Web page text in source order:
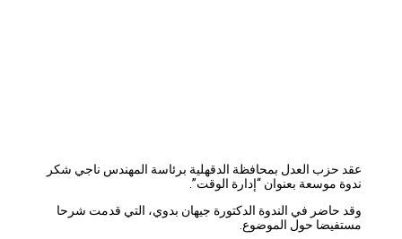
عقد حزب العدل بمحافظة الدقهلية برئاسة المهندس ناجي شكر
ندوة موسعة بعنوان “إدارة الوقت”.
وقد حاضر في الندوة الدكتورة جيهان بدوي، التي قدمت شرحا
مستفيضا حول الموضوع.